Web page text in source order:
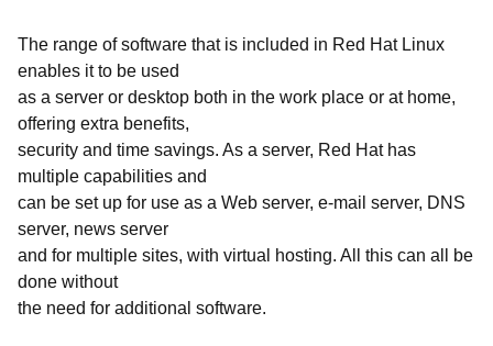
The range of software that is included in Red Hat Linux
enables it to be used
as a server or desktop both in the work place or at home,
offering extra benefits,
security and time savings. As a server, Red Hat has
multiple capabilities and
can be set up for use as a Web server, e-mail server, DNS
server, news server
and for multiple sites, with virtual hosting. All this can all be
done without
the need for additional software.